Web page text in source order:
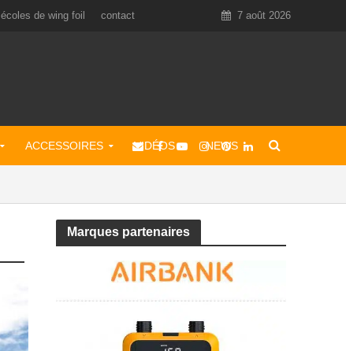
écoles de wing foil contact 7 août 2026
ACCESSOIRES VIDÉOS NEWS
Marques partenaires